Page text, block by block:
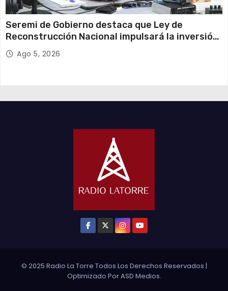
Seremi de Gobierno destaca que Ley de
Reconstrucción Nacional impulsará la inversión
y el empleo en Tarapacá
Ago 5, 2026
© 2025 Radio La Torre Todos Los Derechos Reservados |
Optimizado PorASD Medios.